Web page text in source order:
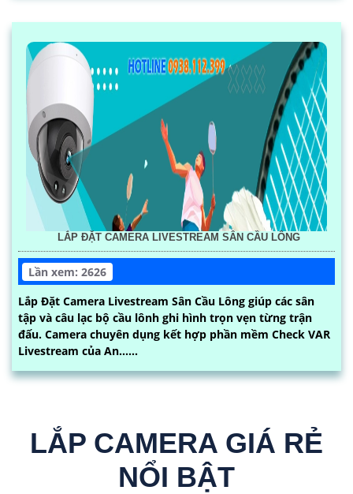
LẮP ĐẶT CAMERA LIVESTREAM SÂN CẦU LÔNG
Lần xem: 2626
Lắp Đặt Camera Livestream Sân Cầu Lông giúp các sân
tập và câu lạc bộ cầu lônh ghi hình trọn vẹn từng trận
đấu. Camera chuyên dụng kết hợp phần mềm Check VAR
Livestream của An......
LẮP CAMERA GIÁ RẺ
NỔI BẬT